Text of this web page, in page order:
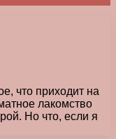
что приходит на
лакомство
Но что, если я